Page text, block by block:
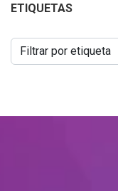
ETIQUETAS
Filtrar por etiqueta